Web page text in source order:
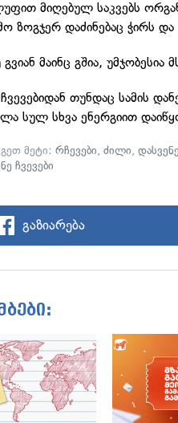
მიღებულ საკვებს
ზოგჯერ დაძინებაც ჭირს
მაინც გშია, უმჯობესია
თუნდაც სამის
სულ სხვა ენერგიით
მეტი:რჩევები,ძილი,
ჩვევები
გაზიარება